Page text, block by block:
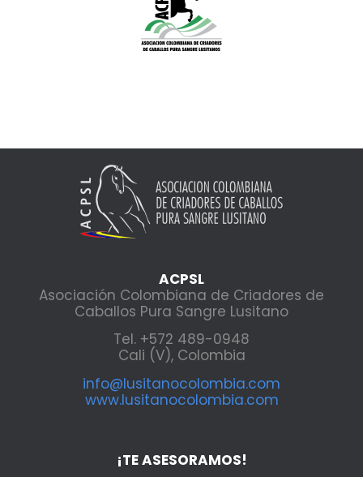
ACPSL
Asociación Colombiana de Criadores de
Caballos Pura Sangre Lusitano
Tel. +572 489-0948
Cali (V), Colombia
info@lusitanocolombia.com
www.lusitanocolombia.com
¡TE ASESORAMOS!